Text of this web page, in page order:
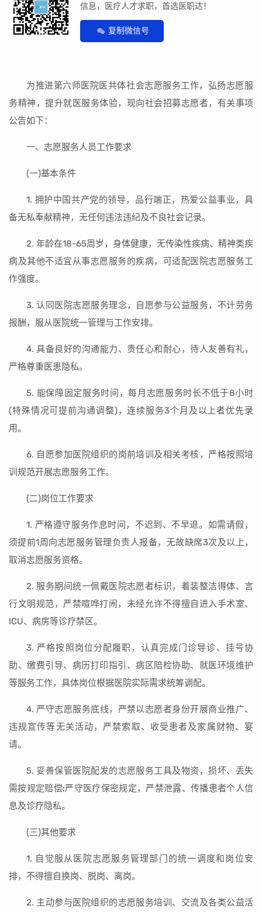
信息，医疗人才求职，首选医职达！
复制微信号
为推进第六师医院医共体社会志愿服务工作，弘扬志愿服
务精神，提升就医服务体验，现向社会招募志愿者，有关事项
公告如下：
一、志愿服务人员工作要求
(一)基本条件
1. 拥护中国共产党的领导，品行端正，热爱公益事业，具
备无私奉献精神，无任何违法违纪及不良社会记录。
2. 年龄在18-65周岁，身体健康，无传染性疾病、精神类疾
病及其他不适宜从事志愿服务的疾病，可适配医院志愿服务工
作强度。
3. 认同医院志愿服务理念，自愿参与公益服务，不计劳务
报酬，服从医院统一管理与工作安排。
4. 具备良好的沟通能力、责任心和耐心，待人友善有礼，
严格尊重医患隐私。
5. 能保障固定服务时间，每月志愿服务时长不低于8小时
(特殊情况可提前沟通调整)，连续服务3个月及以上者优先录
用。
6. 自愿参加医院组织的岗前培训及相关考核，严格按照培
训规范开展志愿服务工作。
(二)岗位工作要求
1. 严格遵守服务作息时间，不迟到、不早退。如需请假，
须提前1周向志愿服务管理负责人报备，无故缺席3次及以上，
取消志愿服务资格。
2. 服务期间统一佩戴医院志愿者标识，着装整洁得体、言
行文明规范，严禁喧哗打闹，未经允许不得擅自进入手术室、
ICU、病房等诊疗禁区。
3. 严格按照岗位分配履职，认真完成门诊导诊、挂号协
助、缴费引导、病历打印指引、病区陪检协助、就医环境维护
等服务工作，具体岗位根据医院实际需求统筹调配。
4. 严守志愿服务底线，严禁以志愿者身份开展商业推广、
违规宣传等无关活动，严禁索取、收受患者及家属财物、宴
请。
5. 妥善保管医院配发的志愿服务工具及物资，损坏、丢失
需按规定赔偿;严守医疗保密规定，严禁泄露、传播患者个人信
息及诊疗隐私。
(三)其他要求
1. 自觉服从医院志愿服务管理部门的统一调度和岗位安
排，不得擅自换岗、脱岗、离岗。
2. 主动参与医院组织的志愿服务培训、交流及各类公益活